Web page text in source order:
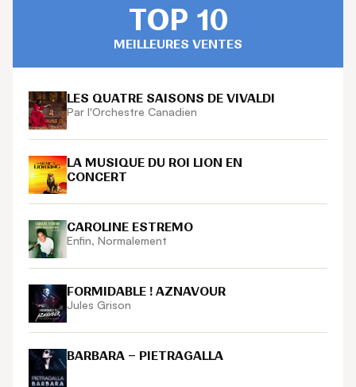
TOP 10
MEILLEURES VENTES
LES QUATRE SAISONS DE VIVALDI
Par l'Orchestre Canadien
LA MUSIQUE DU ROI LION EN
CONCERT
CAROLINE ESTREMO
Enfin, Normalement
FORMIDABLE ! AZNAVOUR
Jules Grison
BARBARA – PIETRAGALLA